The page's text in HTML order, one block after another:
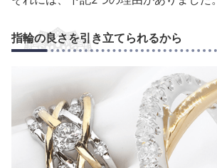
指輪の良さを引き立てられるから